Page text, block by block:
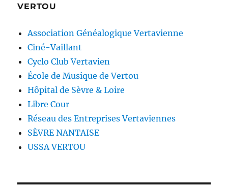
VERTOU
Association Généalogique Vertavienne
Ciné-Vaillant
Cyclo Club Vertavien
École de Musique de Vertou
Hôpital de Sèvre & Loire
Libre Cour
Réseau des Entreprises Vertaviennes
SÈVRE NANTAISE
USSA VERTOU